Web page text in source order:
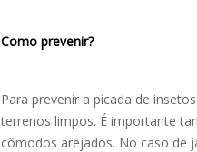
Como prevenir?
Para prevenir a picada de
terrenos limpos. É importante
cômodos arejados. No caso de